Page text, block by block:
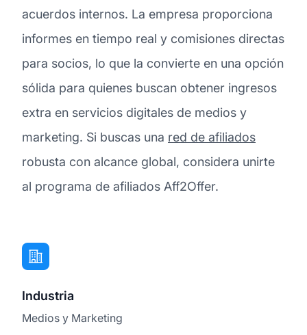
acuerdos internos. La empresa proporciona
informes en tiempo real y comisiones directas
para socios, lo que la convierte en una opción
sólida para quienes buscan obtener ingresos
extra en servicios digitales de medios y
marketing. Si buscas una red de afiliados
robusta con alcance global, considera unirte
al programa de afiliados Aff2Offer.
Industria
Medios y Marketing